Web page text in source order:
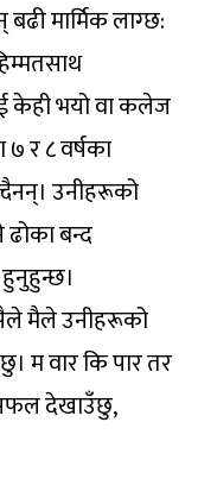
मार्मिक लाग्छ:
केही भयो वा कलेज
र ८ वर्षका
उनीहरूको
बन्द
मैले उनीहरूको
म वार कि पार तर
देखाउँछु,